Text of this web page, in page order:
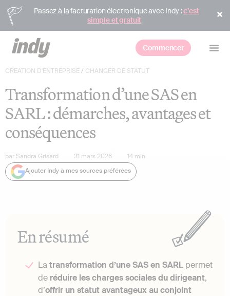
Passez à la facturation électronique avec Indy :c’est
simple et gratuit
Commencer
CRÉATION D'ENTREPRISE/ CHANGER DE STATUT
Transformation d’une SAS en
SARL : démarches, avantages et
conséquences
par Sandra Grisard 31 mars 2026 14 min
Ajouter Indy à mes sources préférées
En résumé
La transformation d’une SAS en SARL permet
de réduire les charges sociales du dirigeant,
d’offrir un statut avantageux au conjoint